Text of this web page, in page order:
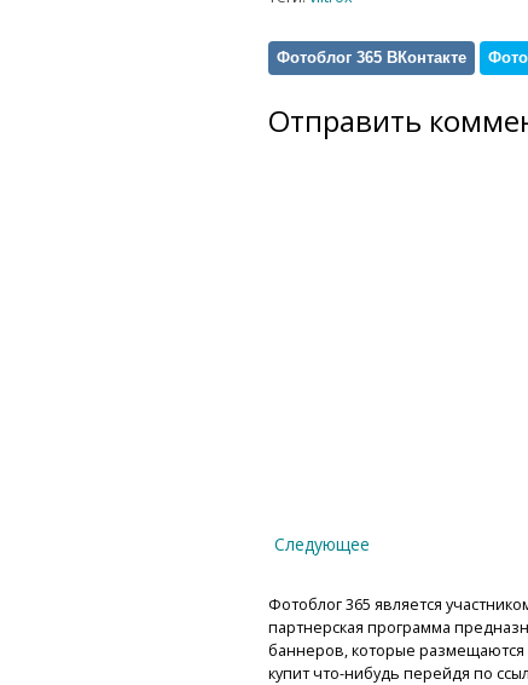
Фотоблог 365 ВКонтакте
Отправить
Следующее
Фотоблог 365 является
партнерская программа
баннеров, которые размещаются
купит что-нибудь перейдя по